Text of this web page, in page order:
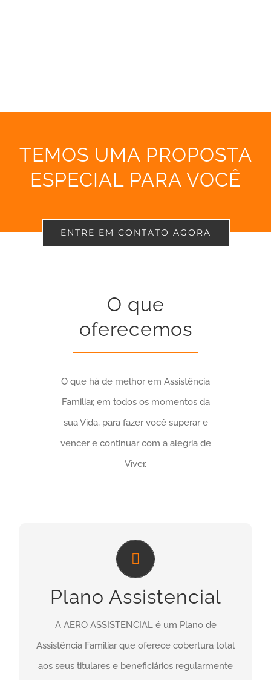
TEMOS UMA PROPOSTA
ESPECIAL PARA VOCÊ
ENTRE EM CONTATO AGORA
O que
oferecemos
O que há de melhor em Assistência
Familiar, em todos os momentos da
sua Vida, para fazer você superar e
vencer e continuar com a alegria de
Viver.
Plano Assistencial
A AERO ASSISTENCIAL é um Plano de
Assistência Familiar que oferece cobertura total
aos seus titulares e beneficiários regularmente
PLANO ASSISTENCIAL
A AERO ASSISTENCIAL é um Plano de
Assistência Familiar que oferece cobertura total
ENTRE EM CONTATO